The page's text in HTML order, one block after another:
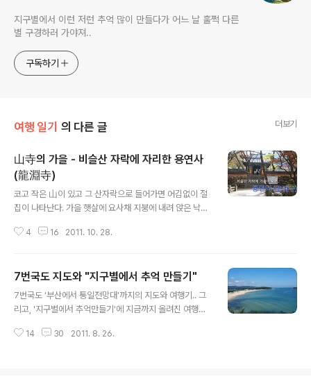
지구별에서 이런 저런 추억 많이 만들다가 어느 날 훌쩍 다른
별 구경하러 가야져..
구독하기
여행 일기 의 다른 글 더보기
山寺의 가을 - 비슬산 자락에 자리한 용연사
(龍淵寺)
코고 작은 山이 있고 그 산자락으로 들어가면 어김없이 절
집이 나타난다. 가을 햇살에 요사채 지붕에 내려 앉은 낙엽
이 종종 걸음으로 뒷뜰을 거쳐 지나간다. 계곡에서 불어 오
인가 떨어지는 듯 허전하다. 부처님을 만나러 용연사(龍淵
寺)에 갔는데 수능100일 기도를 위한 커다란 플래카드가
먼저 반긴다. 사월 초파일 등(燈)값과 함께 가장 벌이가 좋
절집 입구에 떡하니 달아 둔 것은 너무 속 보인다. 우리나라
4 16 2011. 10. 28.
7번국도 지도와 "지구별에서 추억 만들기"
7번국도 '부산에서 통일전망대'까지의 지도와 여행기.. 그
리고, '지구별에서 추억만들기'에 지금까지 올려진 여행기
습니다. 클릭하면 본문에 링크됩니다.여행이라는 것은 3등
14 30 2011. 8. 26.